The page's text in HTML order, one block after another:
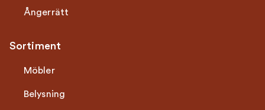
Ångerrätt
Sortiment
Möbler
Belysning